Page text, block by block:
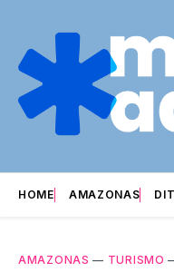
HOME AMAZONAS
AMAZONAS — TURISMO